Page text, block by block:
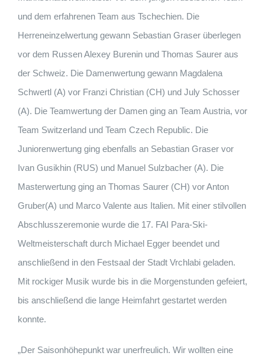
und dem erfahrenen Team aus Tschechien. Die
Herreneinzelwertung gewann Sebastian Graser überlegen
vor dem Russen Alexey Burenin und Thomas Saurer aus
der Schweiz. Die Damenwertung gewann Magdalena
Schwertl (A) vor Franzi Christian (CH) und July Schosser
(A). Die Teamwertung der Damen ging an Team Austria, vor
Team Switzerland und Team Czech Republic. Die
Juniorenwertung ging ebenfalls an Sebastian Graser vor
Ivan Gusikhin (RUS) und Manuel Sulzbacher (A). Die
Masterwertung ging an Thomas Saurer (CH) vor Anton
Gruber(A) und Marco Valente aus Italien. Mit einer stilvollen
Abschlusszeremonie wurde die 17. FAI Para-Ski-
Weltmeisterschaft durch Michael Egger beendet und
anschließend in den Festsaal der Stadt Vrchlabi geladen.
Mit rockiger Musik wurde bis in die Morgenstunden gefeiert,
bis anschließend die lange Heimfahrt gestartet werden
konnte.
„Der Saisonhöhepunkt war unerfreulich. Wir wollten eine